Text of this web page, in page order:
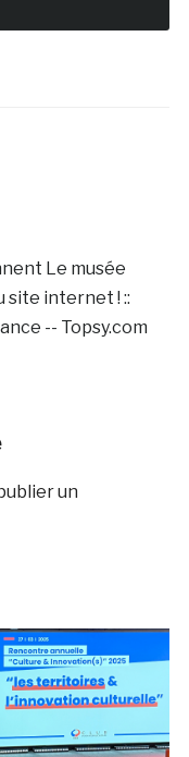
Le musée
site internet ! ::
-- Topsy.com
un